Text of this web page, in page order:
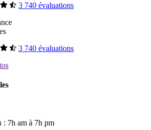
3 740 évaluations
3 740 évaluations
: 7h am à 7h pm